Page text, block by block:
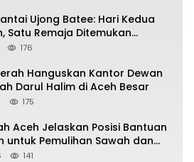
Ujong Batee: Hari Kedua
Satu Remaja Ditemukan
Tiga Korban Masih Dicari
176
Hanguskan Kantor Dewan
Darul Halim di Aceh Besar
175
Aceh Jelaskan Posisi Bantuan
untuk Pemulihan Sawah dan
141